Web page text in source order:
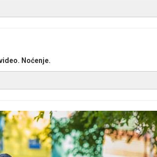
novog talasa imigranata koji su pristizali iz
broj radnji, odličnih kafeterija, restorana
u gradu). Ova pijaca, koja je 2000.
i nostalgije Buenos Ajresa. Unutar
ne bi bila potpuna bez obilaska
stilu, nekadašnjim raskošnim palatama i
dela argentinske umetnosti. Centralna
je poznato po velelepnim i ekstravagantnim
Noćenje.